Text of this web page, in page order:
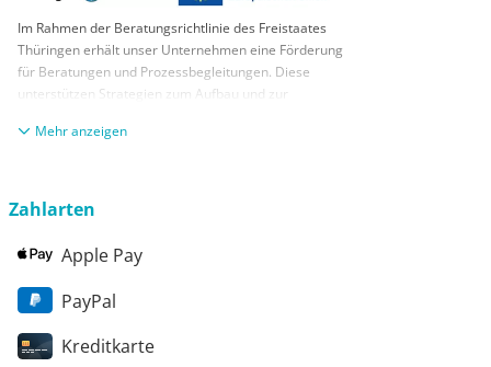
Im Rahmen der Beratungsrichtlinie des Freistaates
Thüringen erhält unser Unternehmen eine Förderung
für Beratungen und Prozessbegleitungen. Diese
unterstützen Strategien zum Aufbau und zur
KMUs. Die daraus resultierenden Ergebnisse und
aus Mitteln des Europäischen Sozialfonds Plus und
anzeigen
Zahlarten
Apple Pay
PayPal
Kreditkarte